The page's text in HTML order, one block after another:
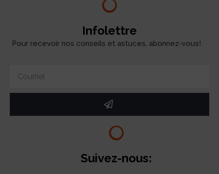
Infolettre
Pour recevoir nos conseils et astuces, abonnez-vous!
Suivez-nous: